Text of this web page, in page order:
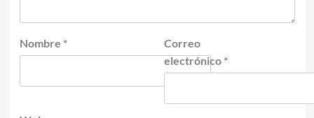
Nombre *
Correo
electrónico *